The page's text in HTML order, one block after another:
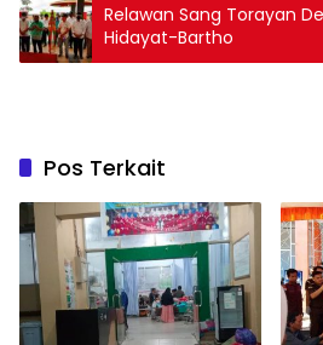
Relawan Sang Torayan
Hidayat-Bartho
Pos Terkait